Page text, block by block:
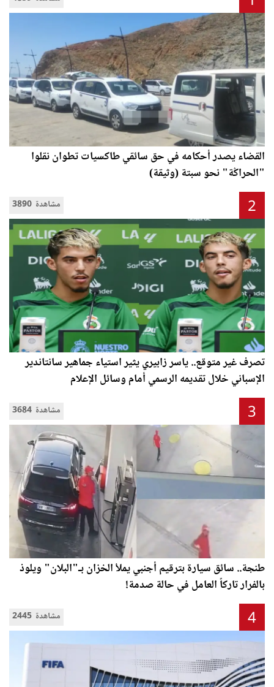
القضاء يصدر أحكامه في حق سائقي طاكسيات تطوان نقلوا
"الحراݣة" نحو سبتة (وثيقة)
3890 مشاهدة 2
تصرف غير متوقع.. ياسر زابيري يثير استياء جماهير سانتاندير
الإسباني خلال تقديمه الرسمي أمام وسائل الإعلام
3684 مشاهدة 3
طنجة.. سائق سيارة بترقيم أجنبي يملأ الخزان بـ"البلان" ويلوذ
بالفرار تاركاً العامل في حالة صدمة!
2445 مشاهدة 4